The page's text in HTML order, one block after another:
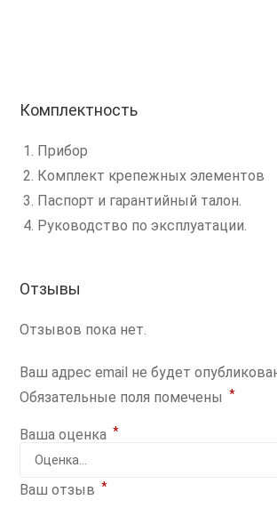
Комплектность
Прибор
Комплект крепежных элементов
Паспорт и гарантийный талон.
Руководство по эксплуатации.
Отзывы
Отзывов пока нет.
Ваш адрес email не будет
Обязательные поля помечены *
Ваша оценка *
Ваш отзыв *